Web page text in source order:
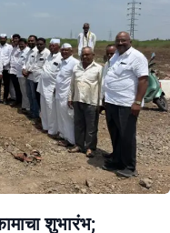
शुभारंभ;